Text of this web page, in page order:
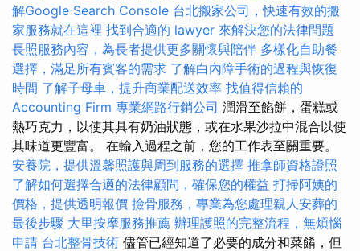
解Google Search Console 台北搬家公司，快速有效的搬
家服務就在這裡 找到合適的 lawyer 來解決您的法律問題
長照服務內容，為長者提供更多關懷與陪伴 多樣化自助餐
選擇，滿足所有賓客的需求 了解白內障手術的過程與恢復
時間 了解子母車，提升商業配送效率 找值得信賴的
Accounting Firm 專業網路行銷公司 潤滑至餡餅，蛋糕或
熱巧克力，以使其具有奶油狀態，或在水果沙拉中混合以使
其味道更豐富。 在輸入過程之前，您的工作表至關重要。
安養院，提供溫馨照護與周到服務的選擇 推拿師資格證照
了解如何選擇合適的法律顧問，確保您的權益 打掃阿姨的
價格，提供透明報價 撿骨服務，專業為您處理親人安葬的
最後步驟 大里按摩服務推薦 辦理護照的完整流程，無煩惱
申請 台北整骨技術 儘管已經知道了必要的成分和菜餚，但